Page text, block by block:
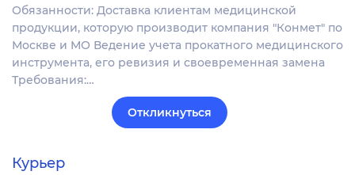
Обязанности: Доставка клиентам медицинской
продукции, которую производит компания "Конмет" по
Москве и МО Ведение учета прокатного медицинского
инструмента, его ревизия и своевременная замена
Требования:…
Откликнуться
Курьер